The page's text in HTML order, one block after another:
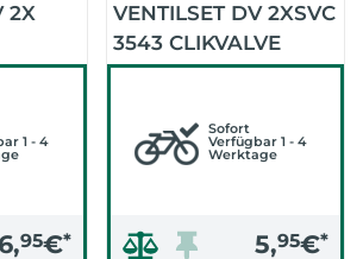
2X
1 - 4
95€*
VENTILSET DV 2XSVC
3543 CLIKVALVE
Sofort
Verfügbar 1 - 4
Werktage
5,95€*